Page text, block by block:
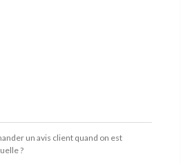
un avis client quand on est
?